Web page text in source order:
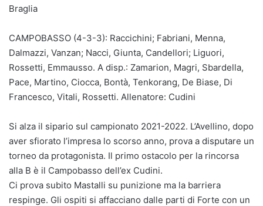
Braglia
CAMPOBASSO (4-3-3): Raccichini; Fabriani, Menna,
Dalmazzi, Vanzan; Nacci, Giunta, Candellori; Liguori,
Rossetti, Emmausso. A disp.: Zamarion, Magri, Sbardella,
Pace, Martino, Ciocca, Bontà, Tenkorang, De Biase, Di
Francesco, Vitali, Rossetti. Allenatore: Cudini
Si alza il sipario sul campionato 2021-2022. L’Avellino, dopo
aver sfiorato l’impresa lo scorso anno, prova a disputare un
torneo da protagonista. Il primo ostacolo per la rincorsa
alla B è il Campobasso dell’ex Cudini.
Ci prova subito Mastalli su punizione ma la barriera
respinge. Gli ospiti si affacciano dalle parti di Forte con un